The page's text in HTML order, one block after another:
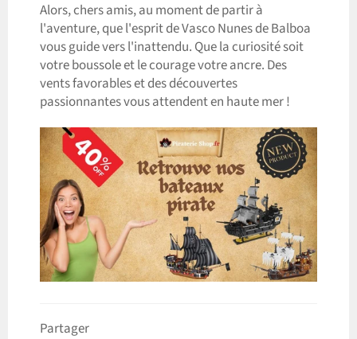
Alors, chers amis, au moment de partir à
l'aventure, que l'esprit de Vasco Nunes de Balboa
vous guide vers l'inattendu. Que la curiosité soit
votre boussole et le courage votre ancre. Des
vents favorables et des découvertes
passionnantes vous attendent en haute mer !
Partager